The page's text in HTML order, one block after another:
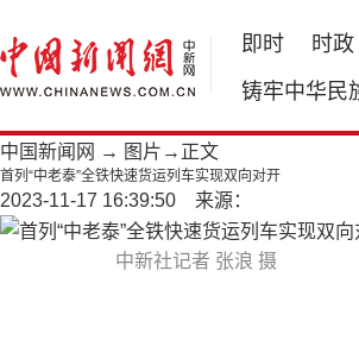
即时 时政
铸牢中华民
中国新闻网 → 图片 →正文
首列“中老泰”全铁快速货运列车实现双向对开
2023-11-17 16:39:50 来源：
中新社记者 张浪 摄